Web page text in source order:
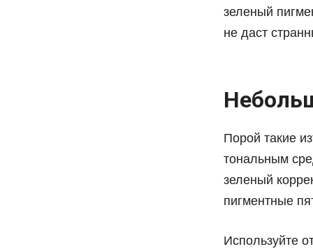
зеленый
не даст
Порой такие
тональным
зеленый
пигментные
Используйте